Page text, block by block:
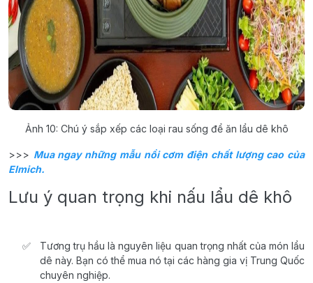
Ảnh 10: Chú ý sắp xếp các loại rau sống để ăn lẩu dê khô
>>> Mua ngay những mẫu nồi cơm điện chất lượng cao của
Elmich.
Lưu ý quan trọng khi nấu lẩu dê khô
Tương trụ hầu là nguyên liệu quan trọng nhất của món lẩu
dê này. Bạn có thể mua nó tại các hàng gia vị Trung Quốc
chuyên nghiệp.